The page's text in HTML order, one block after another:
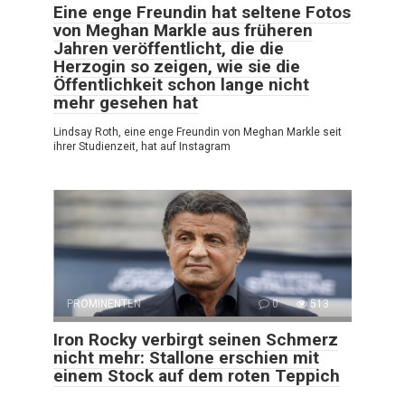
Eine enge Freundin hat seltene Fotos
von Meghan Markle aus früheren
Jahren veröffentlicht, die die
Herzogin so zeigen, wie sie die
Öffentlichkeit schon lange nicht
mehr gesehen hat
Lindsay Roth, eine enge Freundin von Meghan Markle seit
ihrer Studienzeit, hat auf Instagram
PROMINENTEN 0 513
Iron Rocky verbirgt seinen Schmerz
nicht mehr: Stallone erschien mit
einem Stock auf dem roten Teppich